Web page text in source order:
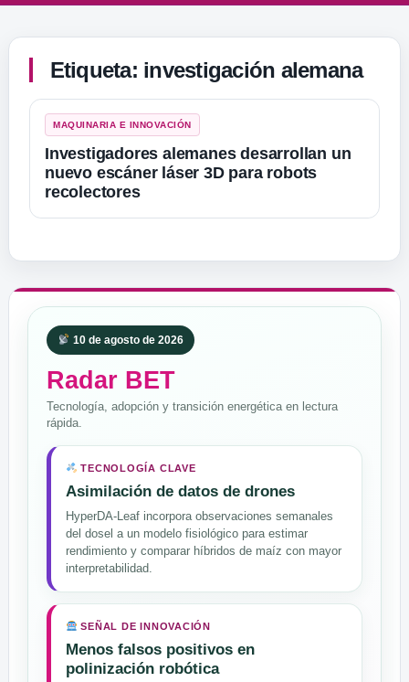
Etiqueta: investigación alemana
MAQUINARIA E INNOVACIÓN
Investigadores alemanes desarrollan un
nuevo escáner láser 3D para robots
recolectores
10 de agosto de 2026
Radar BET
Tecnología, adopción y transición energética en lectura
rápida.
TECNOLOGÍA CLAVE
Asimilación de datos de drones
HyperDA-Leaf incorpora observaciones semanales
del dosel a un modelo fisiológico para estimar
rendimiento y comparar híbridos de maíz con mayor
interpretabilidad.
SEÑAL DE INNOVACIÓN
Menos falsos positivos en
polinización robótica